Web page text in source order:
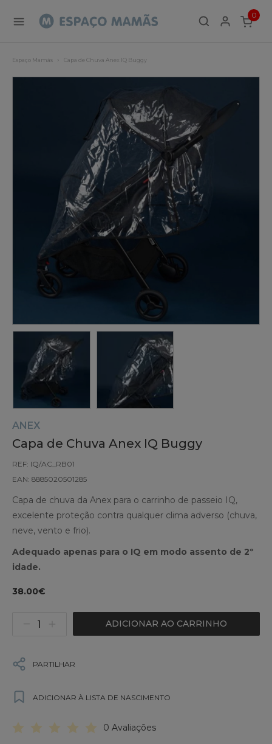
0
ITEMS
Espaço Mamãs Capa de Chuva Anex IQ Buggy
ANEX
Capa de Chuva Anex IQ Buggy
REF: IQ/AC_RB01
EAN: 8885020501285
Capa de chuva da Anex para o carrinho de passeio IQ,
excelente proteção contra qualquer clima adverso (chuva,
neve, vento e frio).
Adequado apenas para o IQ em modo assento de 2º
idade.
38.00€
ADICIONAR AO CARRINHO
PARTILHAR
ADICIONAR À LISTA DE NASCIMENTO
0 Avaliações